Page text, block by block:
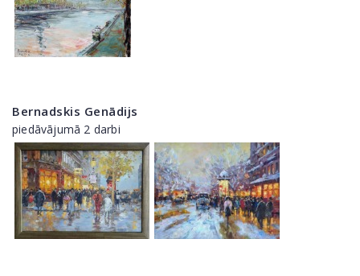
Bernadskis Genādijs
piedāvājumā 2 darbi